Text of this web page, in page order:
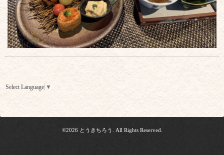
Select Language ▼
©2026 とうきちろう . All Rights Reserved.